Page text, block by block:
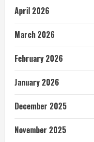
April 2026
March 2026
February 2026
January 2026
December 2025
November 2025